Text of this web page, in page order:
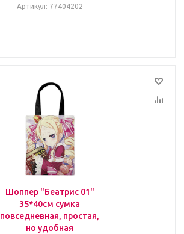
Артикул: 77404202
Шоппер "Беатрис 01"
35*40см сумка
повседневная, простая,
но удобная